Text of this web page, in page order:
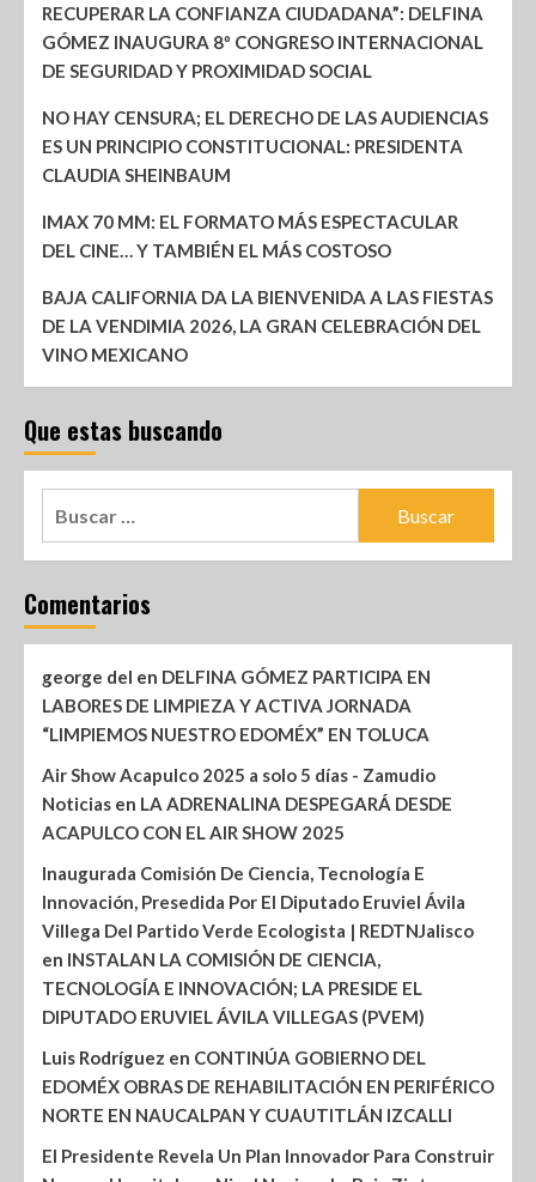
RECUPERAR LA CONFIANZA CIUDADANA”: DELFINA
GÓMEZ INAUGURA 8º CONGRESO INTERNACIONAL
DE SEGURIDAD Y PROXIMIDAD SOCIAL
NO HAY CENSURA; EL DERECHO DE LAS AUDIENCIAS
ES UN PRINCIPIO CONSTITUCIONAL: PRESIDENTA
CLAUDIA SHEINBAUM
IMAX 70 MM: EL FORMATO MÁS ESPECTACULAR
DEL CINE… Y TAMBIÉN EL MÁS COSTOSO
BAJA CALIFORNIA DA LA BIENVENIDA A LAS FIESTAS
DE LA VENDIMIA 2026, LA GRAN CELEBRACIÓN DEL
VINO MEXICANO
Que estas buscando
Comentarios
george del en DELFINA GÓMEZ PARTICIPA EN
LABORES DE LIMPIEZA Y ACTIVA JORNADA
“LIMPIEMOS NUESTRO EDOMÉX” EN TOLUCA
Air Show Acapulco 2025 a solo 5 días - Zamudio
Noticias en LA ADRENALINA DESPEGARÁ DESDE
ACAPULCO CON EL AIR SHOW 2025
Inaugurada Comisión De Ciencia, Tecnología E
Innovación, Presedida Por El Diputado Eruviel Ávila
Villega Del Partido Verde Ecologista | REDTNJalisco
en INSTALAN LA COMISIÓN DE CIENCIA,
TECNOLOGÍA E INNOVACIÓN; LA PRESIDE EL
DIPUTADO ERUVIEL ÁVILA VILLEGAS (PVEM)
Luis Rodríguez en CONTINÚA GOBIERNO DEL
EDOMÉX OBRAS DE REHABILITACIÓN EN PERIFÉRICO
NORTE EN NAUCALPAN Y CUAUTITLÁN IZCALLI
El Presidente Revela Un Plan Innovador Para Construir